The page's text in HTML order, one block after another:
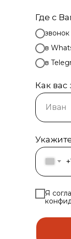
Где с
звонок
в
в
Как вас
Я